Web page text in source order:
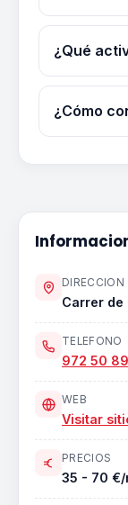
¿Qué
¿Cómo
DIRECCION
Carrer de
TELEFONO
972 50
WEB
Visitar
PRECIOS
35 - 70 €/